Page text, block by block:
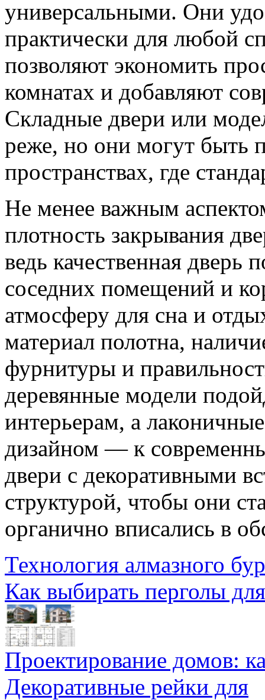
универсальными. Они
практически для любой
позволяют экономить
комнатах и добавляют
Складные двери или
реже, но они могут быть
пространствах, где
Не менее важным
плотность закрывания
ведь качественная
соседних помещений и
атмосферу для сна и
материал полотна,
фурнитуры и
деревянные модели
интерьерам, а
дизайном — к
двери с декоративными
структурой, чтобы они
органично вписались в
Технология алмазного
Как выбирать перголы для
Проектирование домов:
Декоративные рейки для